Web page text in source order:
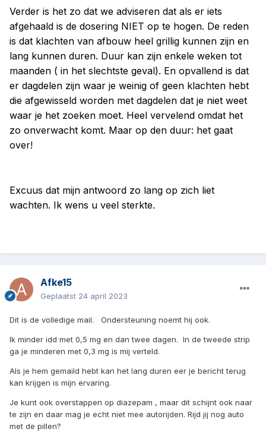
Verder is het zo dat we adviseren dat als er iets
afgehaald is de dosering NIET op te hogen. De reden
is dat klachten van afbouw heel grillig kunnen zijn en
lang kunnen duren. Duur kan zijn enkele weken tot
maanden ( in het slechtste geval). En opvallend is dat
er dagdelen zijn waar je weinig of geen klachten hebt
die afgewisseld worden met dagdelen dat je niet weet
waar je het zoeken moet. Heel vervelend omdat het
zo onverwacht komt. Maar op den duur: het gaat
over!
Excuus dat mijn antwoord zo lang op zich liet
wachten. Ik wens u veel sterkte.
Afke15
Geplaatst 24 april 2023
Dit is de volledige mail. Ondersteuning noemt hij ook.
Ik minder idd met 0,5 mg en dan twee dagen. In de tweede strip
ga je minderen met 0,3 mg is mij verteld.
Als je hem gemaild hebt kan het lang duren eer je bericht terug
kan krijgen is mijn ervaring.
Je kunt ook overstappen op diazepam , maar dit schijnt ook naar
te zijn en daar mag je echt niet mee autorijden. Rijd jij nog auto
met de pillen?